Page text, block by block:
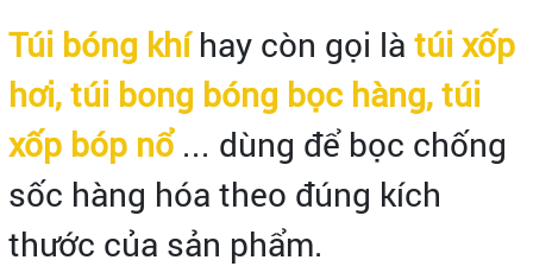
Túi bóng khíhay còn gọi là túi xốp
hơi, túi bong bóng bọc hàng, túi
xốp bóp nổ... dùng để bọc chống
sốc hàng hóa theo đúng kích
thước của sản phẩm.